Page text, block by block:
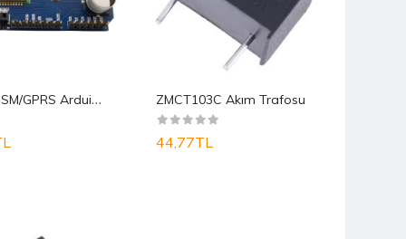
SIM800C GSM/GPRS Arduino Uno Shield ZMCT103C Akım Trafosu
44,77TL